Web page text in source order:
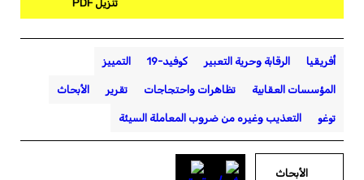
تنزيل PDF
أفريقيا الرقابة وحرية التعبير كوفيد-19 التمييز
المؤسسات العقابية تظاهرات واحتجاجات تقرير الأبحاث
توغو التعذيب وغيره من ضروب المعاملة السيئة
الأبحاث